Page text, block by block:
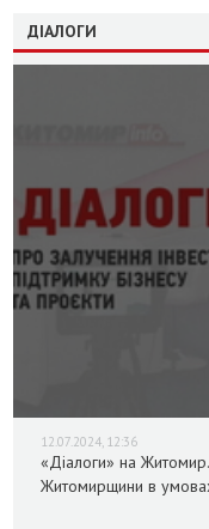
ДІАЛОГИ
12.07.2024, 12:36
«Діалоги» на
Житомирщини в